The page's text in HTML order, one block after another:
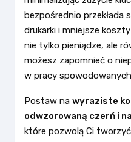
bezpośrednio przekłada
drukarki i mniejsze
nie tylko pieniądze, ale
możesz zapomnieć o
w pracy
Postaw na wyraziste
odwzorowaną czerń i
które pozwolą Ci